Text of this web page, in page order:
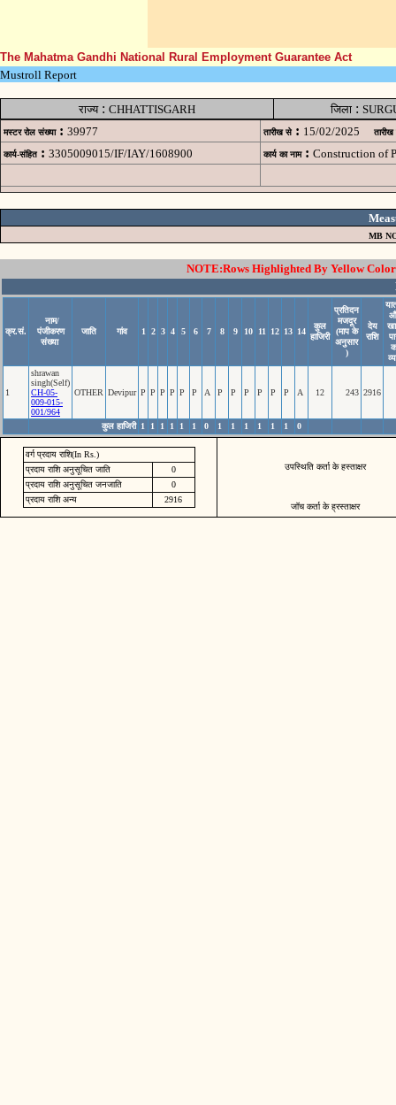
The Mahatma Gandhi National Rural Employment Guarantee Act
Mustroll Report
राज्य: CHHATTISGARH जिला:
मस्टर रोल संख्या : 39977 तारीख से : 15/02/2025 तारीख
कार्य-संहित : 3305009015/IF/IAY/1608900 कार्य का नाम : Construction of
MB
NOTE:Rows Highlighted By Yellow
क्र.सं.
नाम/
पंजीकरण
संख्या
जाति गांव 1 2 3 4 5 6 7 8 9 10 11 12 13 14
कुल
हाजिरी
प्रतिदन
मजदूर
(माप के
अनुसार
)
देय
राशि
1
shrawan
singh(Self)
CH-05-
009-015-
001/964
OTHER Devipur P P P P P P A P P P P P P A 12 243 2916
कुल हाजिरी 1 1 1 1 1 1 0 1 1 1 1 1 1 0
वर्ग प्रदाय राशि(In Rs.)
प्रदाय राशि अनुसूचित जाति
0
प्रदाय राशि अनुसूचित जनजाति
0
प्रदाय राशि अन्य
2916
उपस्थिति कर्ता के हस्ताक्षर
जॉच कर्ता के ह्रस्ताक्षर